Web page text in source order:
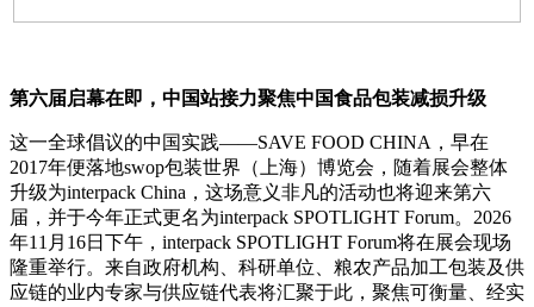
第六届启幕在即，中国站接力聚焦中国食品包装减损升级
这一全球倡议的中国实践——SAVE FOOD CHINA，早在
2017年便落地swop包装世界（上海）博览会，随着展会整体
升级为interpack China，这场意义非凡的活动也将迎来第六
届，并于今年正式更名为interpack SPOTLIGHT Forum。2026
年11月16日下午，interpack SPOTLIGHT Forum将在展会现场
隆重举行。来自政府机构、科研单位、粮农产品加工包装及供
应链的业内专家与供应链代表将汇聚于此，聚焦可衡量、经实